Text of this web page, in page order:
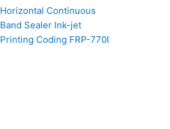
Horizontal Continuous
Band Sealer Ink-jet
Printing Coding FRP-770I